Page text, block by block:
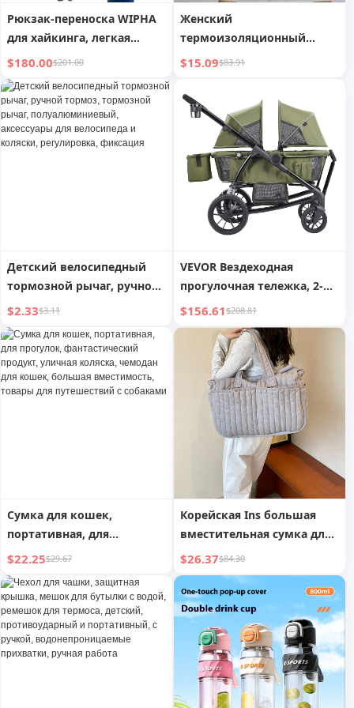
Рюкзак-переноска WIPHA
для хайкинга, легкая
плечевая переноска для
малышей с
солнцезащитным
козырьком, рюкзак для
малышей
$180.00$201.00
Женский
термоизоляционный
рюкзак
$15.09$83.91
Детский велосипедный
тормозной рычаг, ручной
тормоз, тормозной рычаг,
полуалюминиевый,
аксессуары для
велосипеда и коляски,
регулировка, фиксация
$2.33$3.11
VEVOR Вездеходная
прогулочная тележка, 2-
местная складная
экспедиционная коляска-
тележка 2-в-1, с навесом,
органайзером для
родителей, лотком для
закусок и
подстаканниками, 25 кг на
одно место, черная
$156.61$208.81
Сумка для кошек,
портативная, для
прогулок, фантастический
продукт, уличная коляска,
чемодан для кошек,
большая вместимость,
товары для путешествий с
собаками
$22.25$29.67
Корейская Ins большая
вместительная сумка для
мам
$26.37$84.30